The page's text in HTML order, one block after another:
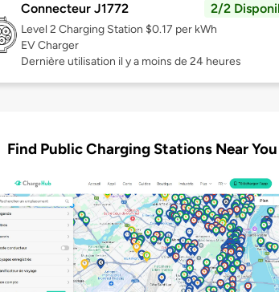
Connecteur J1772 2/2
Level 2 Charging Station $0.17 per kWh
EV Charger
Dernière utilisation il y a moins de 24 heures
Find Public Charging Stations Near You